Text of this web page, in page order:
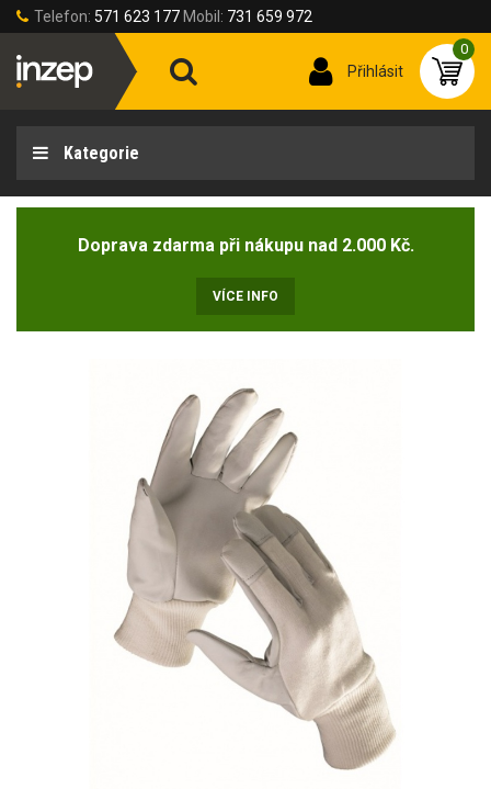
Telefon: 571 623 177 Mobil: 731 659 972
Přihlásit
0
Kategorie
Doprava zdarma při nákupu nad 2.000 Kč.
VÍCE INFO